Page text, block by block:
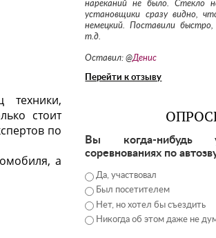
техники,
стоит
по
а
нареканий не было. Стекло
установщики сразу видно,
немецкий. Поставили
т.д.
Оставил: @Денис
Перейти к отзыву
Вы когда-нибудь
соревнованиях по
Да, участвовал
Был посетителем
Нет, но хотел бы съездить
Никогда об этом даже не